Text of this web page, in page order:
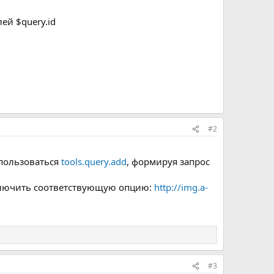
$query.id
#2
tools.query.add, формируя запрос
соответствующую опцию: http://img.a-
#3